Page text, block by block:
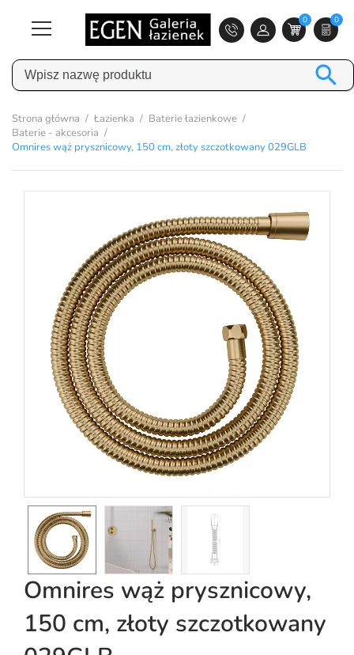
0 0

Strona główna Łazienka
Baterie łazienkowe
Baterie - akcesoria
Omnires wąż prysznicowy, 150 cm, złoty szczotkowany 029GLB
Omnires wąż prysznicowy,
150 cm, złoty szczotkowany